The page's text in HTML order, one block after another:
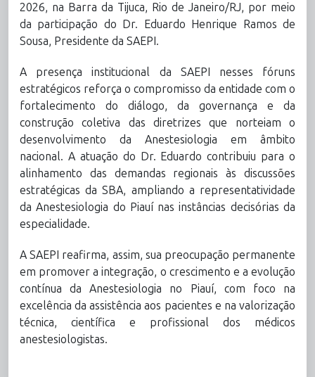
2026, na Barra da Tijuca, Rio de Janeiro/RJ, por meio
da participação do Dr. Eduardo Henrique Ramos de
Sousa, Presidente da SAEPI.
A presença institucional da SAEPI nesses fóruns
estratégicos reforça o compromisso da entidade com o
fortalecimento do diálogo, da governança e da
construção coletiva das diretrizes que norteiam o
desenvolvimento da Anestesiologia em âmbito
nacional. A atuação do Dr. Eduardo contribuiu para o
alinhamento das demandas regionais às discussões
estratégicas da SBA, ampliando a representatividade
da Anestesiologia do Piauí nas instâncias decisórias da
especialidade.
A SAEPI reafirma, assim, sua preocupação permanente
em promover a integração, o crescimento e a evolução
contínua da Anestesiologia no Piauí, com foco na
excelência da assistência aos pacientes e na valorização
técnica, científica e profissional dos médicos
anestesiologistas.